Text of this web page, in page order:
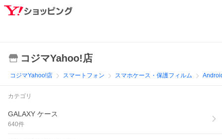
コジマYahoo!店
コジマYahoo!店 スマートフォン スマホケース・保護フィルム
カテゴリ
GALAXY ケース
640件